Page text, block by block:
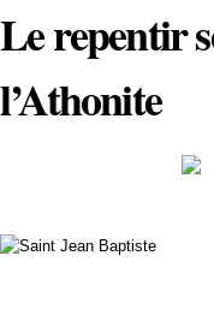
Le repentir
l’Athonite